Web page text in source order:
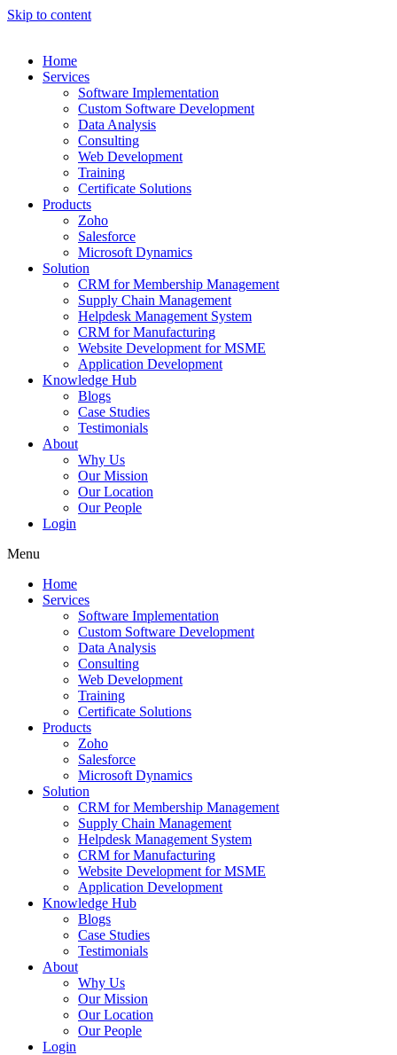
Skip to content
Home
Services
Software Implementation
Custom Software Development
Data Analysis
Consulting
Web Development
Training
Certificate Solutions
Products
Zoho
Salesforce
Microsoft Dynamics
Solution
CRM for Membership Management
Supply Chain Management
Helpdesk Management System
CRM for Manufacturing
Website Development for MSME
Application Development
Knowledge Hub
Blogs
Case Studies
Testimonials
About
Why Us
Our Mission
Our Location
Our People
Login
Menu
Home
Services
Software Implementation
Custom Software Development
Data Analysis
Consulting
Web Development
Training
Certificate Solutions
Products
Zoho
Salesforce
Microsoft Dynamics
Solution
CRM for Membership Management
Supply Chain Management
Helpdesk Management System
CRM for Manufacturing
Website Development for MSME
Application Development
Knowledge Hub
Blogs
Case Studies
Testimonials
About
Why Us
Our Mission
Our Location
Our People
Login